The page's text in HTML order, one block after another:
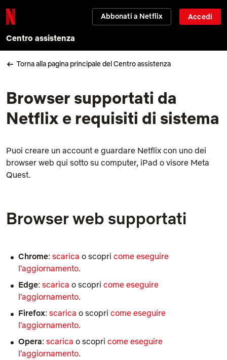
Abbonati a Netflix Accedi
Centro assistenza
Torna alla pagina principale del Centro assistenza
Browser supportati da
Netflix e requisiti di sistema
Puoi creare un account e guardare Netflix con uno dei
browser web qui sotto su computer, iPad o visore Meta
Quest.
Browser web supportati
Chrome: scarica o scopri come eseguire
l'aggiornamento.
Edge: scarica o scopri come eseguire
l'aggiornamento.
Firefox: scarica o scopri come eseguire
l'aggiornamento.
Opera: scarica o scopri come eseguire
l'aggiornamento.